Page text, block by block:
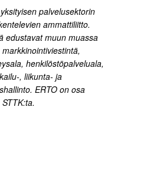
palvelusektorin
ammattiliitto.
edustavat muun muassa
henkilöstöpalveluala,
, liikunta- ja
ERTO on osa